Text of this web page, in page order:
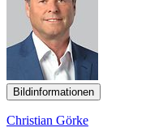
Bildinformationen
Christian Görke